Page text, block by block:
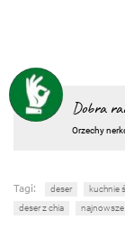
Dobra
Orzechy
Tagi: deser kuchnie
deser z chia
najnowsze